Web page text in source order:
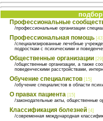
Профессиональные
/профессиональные организации
Профессиональная помощь
/специализированные лечебные
подросткам с психическими и
Общественные организации [29]
/общественные организации, а также
поведенческими расстройствами,
Обучение специалистов [15]
/обучение специалистов в области
О правах пациента [15]
/законодательные акты, общественные
Классификация болезней [4]
/современная международная